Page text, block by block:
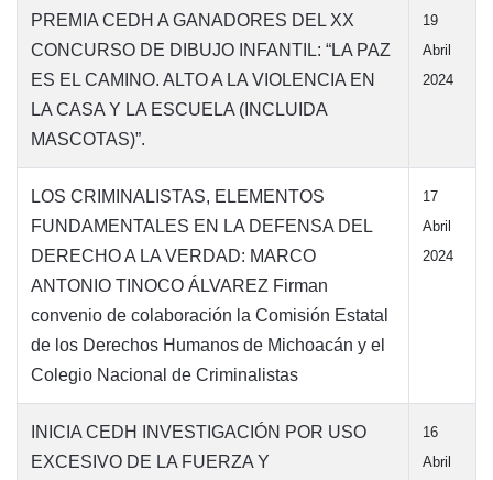
PREMIA CEDH A GANADORES DEL XX
CONCURSO DE DIBUJO INFANTIL: “LA PAZ
ES EL CAMINO. ALTO A LA VIOLENCIA EN
LA CASA Y LA ESCUELA (INCLUIDA
MASCOTAS)”.
19
Abril
2024
LOS CRIMINALISTAS, ELEMENTOS
FUNDAMENTALES EN LA DEFENSA DEL
DERECHO A LA VERDAD: MARCO
ANTONIO TINOCO ÁLVAREZ Firman
convenio de colaboración la Comisión Estatal
de los Derechos Humanos de Michoacán y el
Colegio Nacional de Criminalistas
17
Abril
2024
INICIA CEDH INVESTIGACIÓN POR USO
EXCESIVO DE LA FUERZA Y
16
Abril